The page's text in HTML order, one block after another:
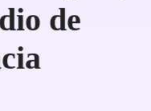
de